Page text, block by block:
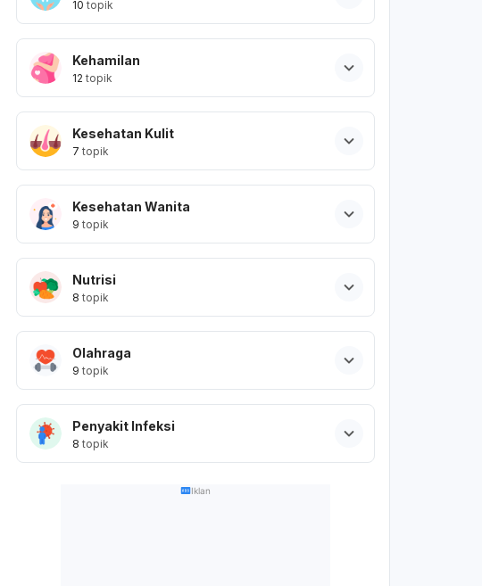
10 topik
Kehamilan
12 topik
Kesehatan Kulit
7 topik
Kesehatan Wanita
9 topik
Nutrisi
8 topik
Olahraga
9 topik
Penyakit Infeksi
8 topik
Iklan